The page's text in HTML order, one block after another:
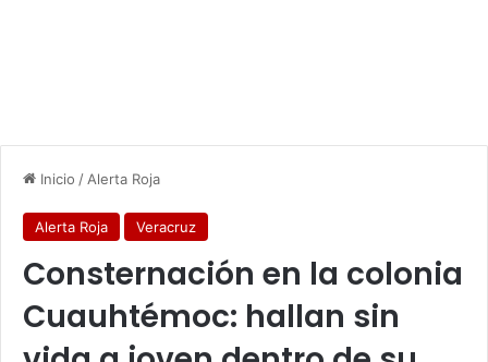
Inicio / Alerta Roja
Alerta Roja Veracruz
Consternación en la colonia
Cuauhtémoc: hallan sin